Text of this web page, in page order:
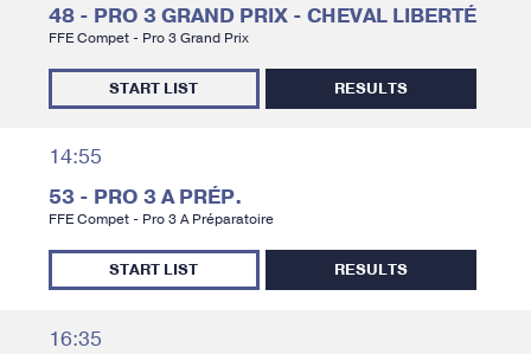
48 - PRO 3 GRAND PRIX - CHEVAL LIBERTÉ
FFE Compet - Pro 3 Grand Prix
START LIST RESULTS
14:55
53 - PRO 3 A PRÉP.
FFE Compet - Pro 3 A Préparatoire
START LIST RESULTS
16:35